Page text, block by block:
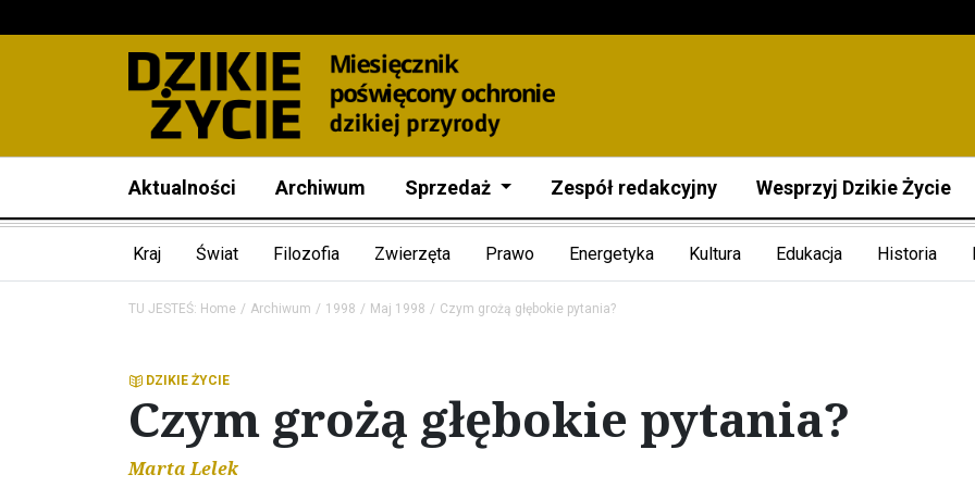
Aktualności Archiwum Sprzedaż Zespół redakcyjny Wesprzyj Dzikie Życie
Kraj Świat Filozofia Zwierzęta Prawo Energetyka Kultura Edukacja Historia
TU JESTEŚ: Home Archiwum 1998 Maj 1998 Czym grożą głębokie pytania?
DZIKIE ŻYCIE
Czym grożą głębokie pytania?
Marta Lelek